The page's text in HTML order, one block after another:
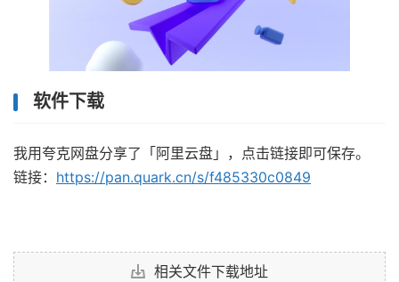
软件下载
我用夸克网盘分享了「阿里云盘」，点击链接即可保存。
链接： https://pan.quark.cn/s/f485330c0849
相关文件下载地址